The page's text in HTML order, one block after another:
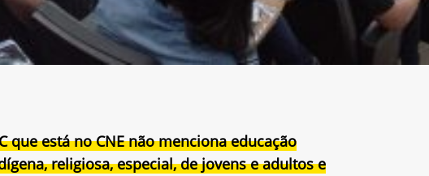
que está no CNE não menciona educação
religiosa, especial, de jovens e adultos e